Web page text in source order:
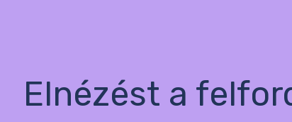
Elnézést a